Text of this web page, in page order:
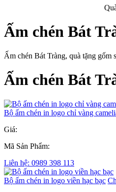
Ấm chén Bát
Ấm chén Bát Tràng, quà tặng gốm
Ấm chén Bát
Bộ ấm chén in logo chỉ vàng
Giá:
Mã Sản Phẩm:
Liên hệ: 0989 398 113
Bộ ấm chén in logo viền hạc bạc